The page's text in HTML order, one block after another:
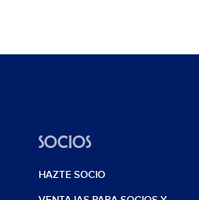
SOCIOS
HAZTE SOCIO